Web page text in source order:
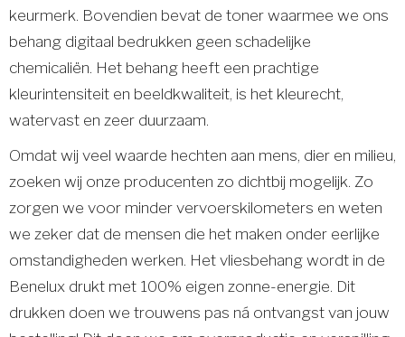
keurmerk. Bovendien bevat de toner waarmee we ons
behang digitaal bedrukken geen schadelijke
chemicaliën. Het behang heeft een prachtige
kleurintensiteit en beeldkwaliteit, is het kleurecht,
watervast en zeer duurzaam.
Omdat wij veel waarde hechten aan mens, dier en milieu,
zoeken wij onze producenten zo dichtbij mogelijk. Zo
zorgen we voor minder vervoerskilometers en weten
we zeker dat de mensen die het maken onder eerlijke
omstandigheden werken. Het vliesbehang wordt in de
Benelux drukt met 100% eigen zonne-energie. Dit
drukken doen we trouwens pas ná ontvangst van jouw